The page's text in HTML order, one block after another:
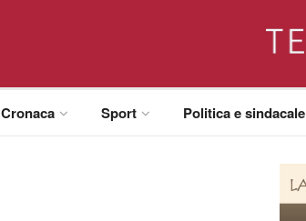
Cronaca Sport Politica e sindacale